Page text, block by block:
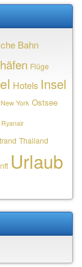
Bahn
Flüge
Hotels Insel
New York Ostsee
Ryanair
Thailand
Urlaub